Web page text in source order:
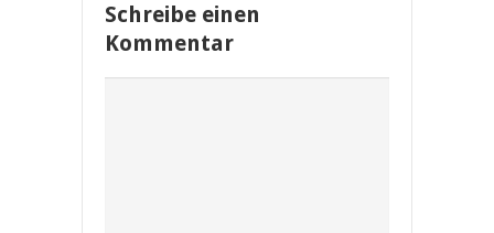
Schreibe einen
Kommentar